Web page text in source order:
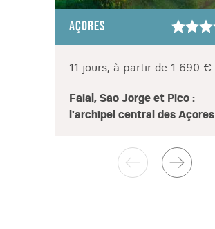
AÇORES
11 jours, à partir de 1 690 €
Faial, Sao Jorge et Pico :
l'archipel central des Açores